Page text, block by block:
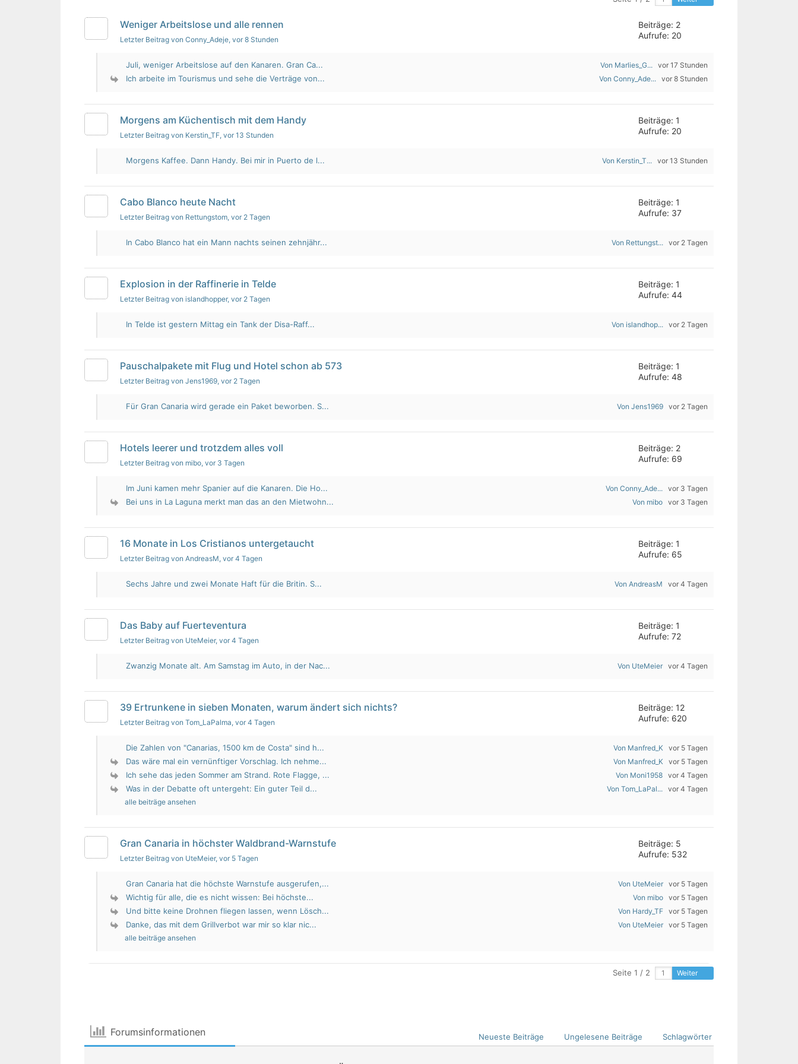
Weniger Arbeitslose und alle rennen
Letzter Beitrag von Conny_Adeje, vor 8 Stunden
Beiträge: 2
Aufrufe: 20
Juli, weniger Arbeitslose auf den Kanaren. Gran Ca... Von Marlies_G... vor 17 Stunden
Ich arbeite im Tourismus und sehe die Verträge von... Von Conny_Ade... vor 8 Stunden
Morgens am Küchentisch mit dem Handy
Letzter Beitrag von Kerstin_TF, vor 13 Stunden
Beiträge: 1
Aufrufe: 20
Morgens Kaffee. Dann Handy. Bei mir in Puerto de l... Von Kerstin_T... vor 13 Stunden
Cabo Blanco heute Nacht
Letzter Beitrag von Rettungstom, vor 2 Tagen
Beiträge: 1
Aufrufe: 37
In Cabo Blanco hat ein Mann nachts seinen zehnjähr... Von Rettungst... vor 2 Tagen
Explosion in der Raffinerie in Telde
Letzter Beitrag von islandhopper, vor 2 Tagen
Beiträge: 1
Aufrufe: 44
In Telde ist gestern Mittag ein Tank der Disa-Raff... Von islandhop... vor 2 Tagen
Pauschalpakete mit Flug und Hotel schon ab 573
Letzter Beitrag von Jens1969, vor 2 Tagen
Beiträge: 1
Aufrufe: 48
Für Gran Canaria wird gerade ein Paket beworben. S... Von Jens1969 vor 2 Tagen
Hotels leerer und trotzdem alles voll
Letzter Beitrag von mibo, vor 3 Tagen
Beiträge: 2
Aufrufe: 69
Im Juni kamen mehr Spanier auf die Kanaren. Die Ho... Von Conny_Ade... vor 3 Tagen
Bei uns in La Laguna merkt man das an den Mietwohn... Von mibo vor 3 Tagen
16 Monate in Los Cristianos untergetaucht
Letzter Beitrag von AndreasM, vor 4 Tagen
Beiträge: 1
Aufrufe: 65
Sechs Jahre und zwei Monate Haft für die Britin. S... Von AndreasM vor 4 Tagen
Das Baby auf Fuerteventura
Letzter Beitrag von UteMeier, vor 4 Tagen
Beiträge: 1
Aufrufe: 72
Zwanzig Monate alt. Am Samstag im Auto, in der Nac... Von UteMeier vor 4 Tagen
39 Ertrunkene in sieben Monaten, warum ändert sich nichts?
Letzter Beitrag von Tom_LaPalma, vor 4 Tagen
Beiträge: 12
Aufrufe: 620
Die Zahlen von "Canarias, 1500 km de Costa" sind h... Von Manfred_K vor 5 Tagen
Das wäre mal ein vernünftiger Vorschlag. Ich nehme... Von Manfred_K vor 5 Tagen
Ich sehe das jeden Sommer am Strand. Rote Flagge, ... Von Moni1958 vor 4 Tagen
Was in der Debatte oft untergeht: Ein guter Teil d... Von Tom_LaPal... vor 4 Tagen
alle beiträge ansehen
Gran Canaria in höchster Waldbrand-Warnstufe
Letzter Beitrag von UteMeier, vor 5 Tagen
Beiträge: 5
Aufrufe: 532
Gran Canaria hat die höchste Warnstufe ausgerufen,... Von UteMeier vor 5 Tagen
Wichtig für alle, die es nicht wissen: Bei höchste... Von mibo vor 5 Tagen
Und bitte keine Drohnen fliegen lassen, wenn Lösch... Von Hardy_TF vor 5 Tagen
Danke, das mit dem Grillverbot war mir so klar nic... Von UteMeier vor 5 Tagen
alle beiträge ansehen
Seite 1 / 2 Weiter
Forumsinformationen Neueste Beiträge Ungelesene Beiträge Schlagwörter